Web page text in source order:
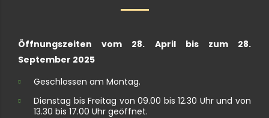
Öffnungszeiten vom 28. April bis zum 28.
September 2025
Geschlossen am Montag.
Dienstag bis Freitag von 09.00 bis 12.30 Uhr und von
13.30 bis 17.00 Uhr geöffnet.